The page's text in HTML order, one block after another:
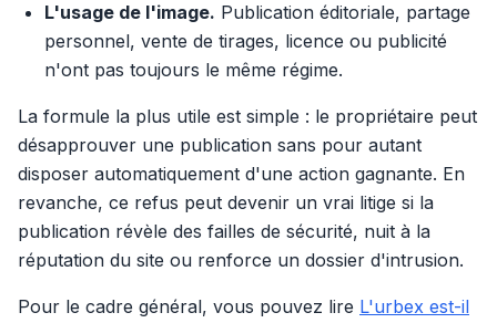
L'usage de l'image. Publication éditoriale, partage
personnel, vente de tirages, licence ou publicité
n'ont pas toujours le même régime.
La formule la plus utile est simple : le propriétaire peut
désapprouver une publication sans pour autant
disposer automatiquement d'une action gagnante. En
revanche, ce refus peut devenir un vrai litige si la
publication révèle des failles de sécurité, nuit à la
réputation du site ou renforce un dossier d'intrusion.
Pour le cadre général, vous pouvez lire L'urbex est-il